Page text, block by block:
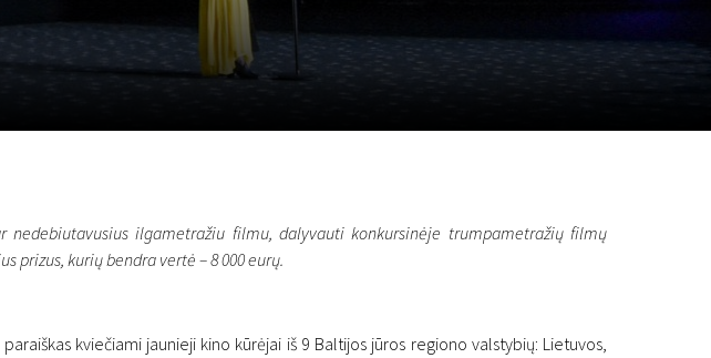
ilgametražiu filmu, dalyvauti konkursinėje trumpametražių filmų
kurių bendra vertė – 8 000 eurų.
kviečiami jaunieji kino kūrėjai iš 9 Baltijos jūros regiono valstybių: Lietuvos,